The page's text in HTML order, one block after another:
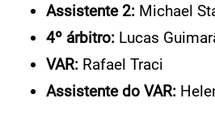
Assistente 2: Michael
4º árbitro: Lucas
VAR: Rafael Traci
Assistente do VAR: